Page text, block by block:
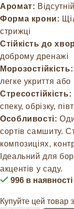
Аромат: Відсутній
Форма крони:
стрижці
Стійкість до
доброму дренажі
Морозостійкість:
легке укриття
Стресостійкість:
спеку, обрізку,
Особливості:
сортів самшиту.
композиціях,
Ідеальний для
акцентів у саду.
996 в наявності
Купуйте цей товар